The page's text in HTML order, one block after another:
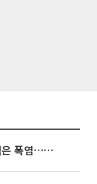
동해안은 시간당 80㎜ 폭우, 그 외 지역은 폭염…‘극과 극 날씨’